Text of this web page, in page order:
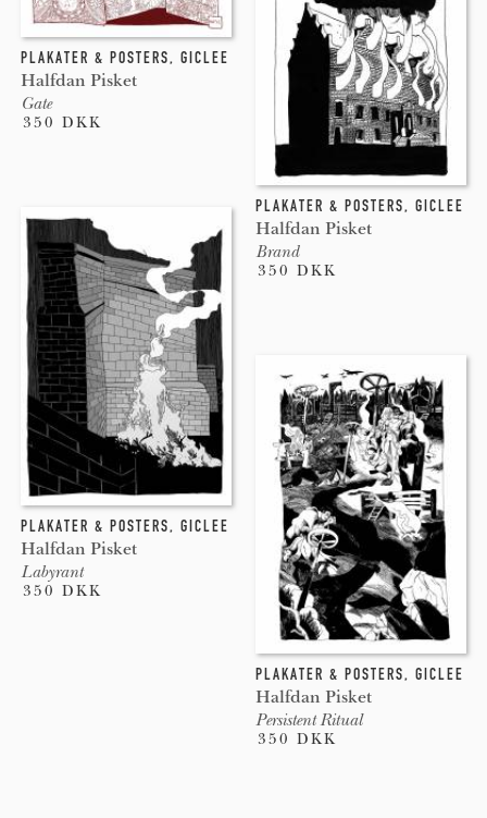
PLAKATER & POSTERS, GICLEE
Halfdan Pisket
Gate
350 DKK
PLAKATER & POSTERS, GICLEE
Halfdan Pisket
Brand
350 DKK
PLAKATER & POSTERS, GICLEE
Halfdan Pisket
Labyrant
350 DKK
PLAKATER & POSTERS, GICLEE
Halfdan Pisket
Persistent Ritual
350 DKK